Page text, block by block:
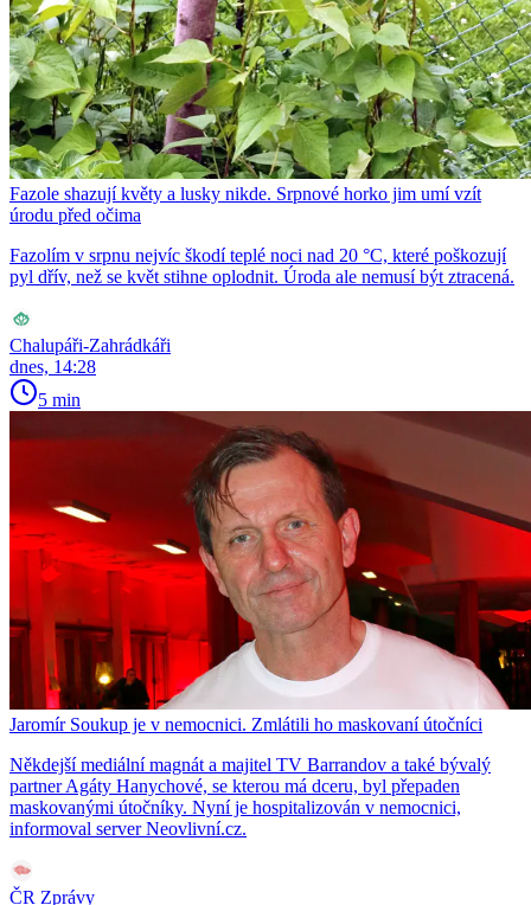
Fazole shazují květy a lusky nikde. Srpnové horko jim umí vzít
úrodu před očima
Fazolím v srpnu nejvíc škodí teplé noci nad 20 °C, které poškozují
pyl dřív, než se květ stihne oplodnit. Úroda ale nemusí být ztracená.
Chalupáři-Zahrádkáři
dnes, 14:28
5 min
Jaromír Soukup je v nemocnici. Zmlátili ho maskovaní útočníci
Někdejší mediální magnát a majitel TV Barrandov a také bývalý
partner Agáty Hanychové, se kterou má dceru, byl přepaden
maskovanými útočníky. Nyní je hospitalizován v nemocnici,
informoval server Neovlivní.cz.
ČR Zprávy